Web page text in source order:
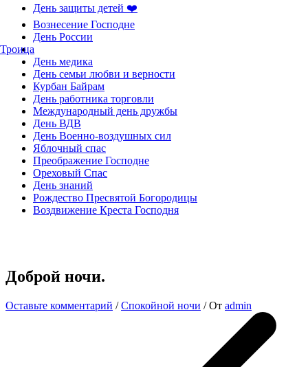
День защиты детей ❤️
Вознесение Господне
День России
Троица
День медика
День семьи любви и верности
Курбан Байрам
День работника торговли
Международный день дружбы
День ВДВ
День Военно-воздушных сил
Яблочный спас
Преображение Господне
Ореховый Спас
День знаний
Рождество Пресвятой Богородицы
Воздвижение Креста Господня
Доброй ночи.
Оставьте комментарий /Спокойной ночи / От admin